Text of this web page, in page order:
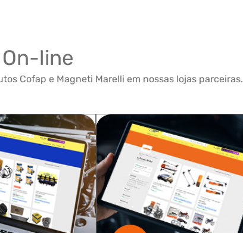
line
Cofap e Magneti Marelli em nossas lojas parceiras.